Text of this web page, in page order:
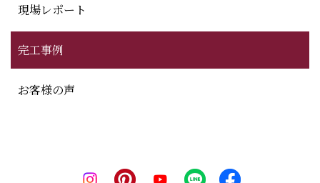
現場レポート
完工事例
お客様の声